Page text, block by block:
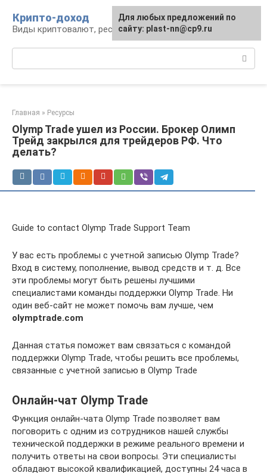
контенту
Крипто-доход
Виды криптовалют, ресурсы и сервисы
Главная » Ресурсы
Olymp Trade ушел из России. Брокер Олимп
Трейд закрылся для трейдеров РФ. Что
делать?
Guide to contact Olymp Trade Support Team
У вас есть проблемы с учетной записью Olymp Trade?
Вход в систему, пополнение, вывод средств и т. д. Все
эти проблемы могут быть решены лучшими
специалистами команды поддержки Olymp Trade. Ни
один веб-сайт не может помочь вам лучше, чем
olymptrade.com
Данная статья поможет вам связаться с командой
поддержки Olymp Trade, чтобы решить все проблемы,
связанные с учетной записью в Olymp Trade
Онлайн-чат Olymp Trade
Функция онлайн-чата Olymp Trade позволяет вам
поговорить с одним из сотрудников нашей службы
технической поддержки в режиме реального времени и
получить ответы на свои вопросы. Эти специалисты
обладают высокой квалификацией, доступны 24 часа в
Для любых предложений по
сайту: plast-nn@cp9.ru